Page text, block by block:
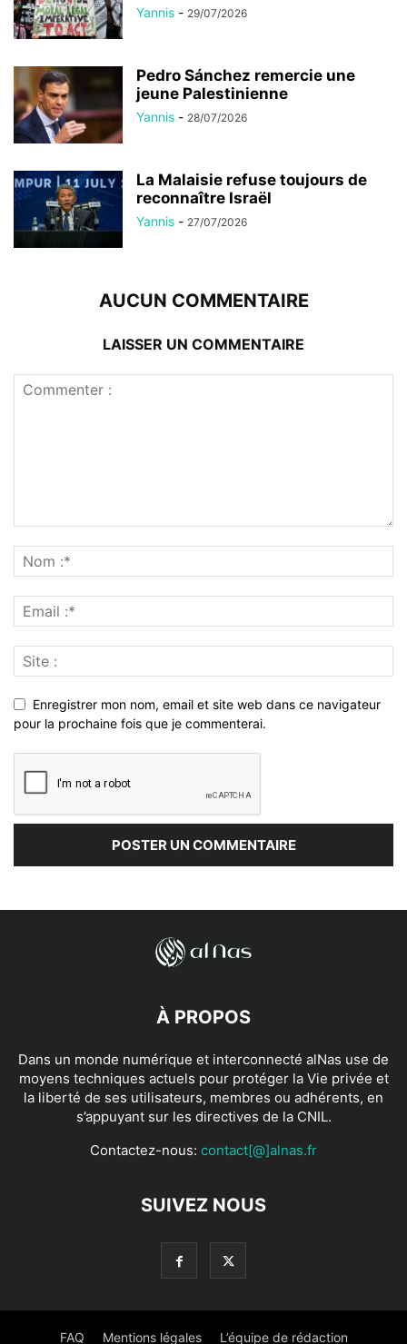
Yannis - 29/07/2026
Pedro Sánchez remercie une
jeune Palestinienne
Yannis - 28/07/2026
La Malaisie refuse toujours de
reconnaître Israël
Yannis - 27/07/2026
AUCUN COMMENTAIRE
LAISSER UN COMMENTAIRE
Enregistrer mon nom, email et site web dans ce navigateur
pour la prochaine fois que je commenterai.
À PROPOS
Dans un monde numérique et interconnecté alNas use de
moyens techniques actuels pour protéger la Vie privée et
la liberté de ses utilisateurs, membres ou adhérents, en
s’appuyant sur les directives de la CNIL.
Contactez-nous: contact[@]alnas.fr
SUIVEZ NOUS
FAQ Mentions légales L’équipe de rédaction